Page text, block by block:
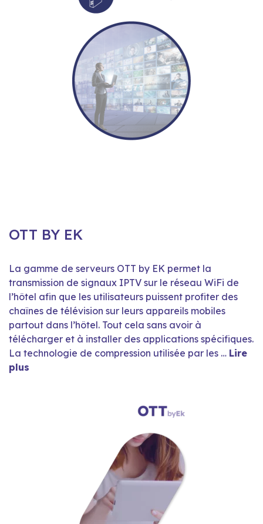
OTT BY EK
La gamme de serveurs OTT by EK permet la
transmission de signaux IPTV sur le réseau WiFi de
l’hôtel afin que les utilisateurs puissent profiter des
chaînes de télévision sur leurs appareils mobiles
partout dans l’hôtel. Tout cela sans avoir à
télécharger et à installer des applications spécifiques.
La technologie de compression utilisée par les … Lire
plus